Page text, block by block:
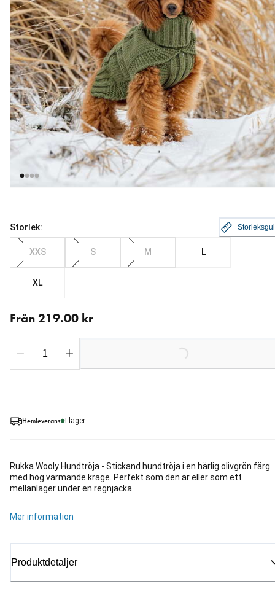
Hemleverans I lager
Rukka Wooly Hundtröja - Stickand hundtröja i en härlig olivgrön färg
med hög värmande krage. Perfekt som den är eller som ett
mellanlager under en regnjacka.
Mer information
Produktdetaljer
Storlek:
XXS S M L
XL
Från 219.00 kr